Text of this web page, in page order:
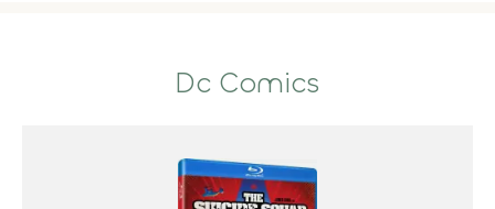
Dc Comics